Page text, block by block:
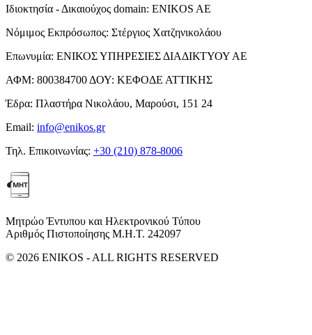
Ιδιοκτησία - Δικαιούχος domain: ENIKOS AE
Νόμιμος Εκπρόσωπος: Στέργιος Χατζηνικολάου
Επωνυμία: ΕΝΙΚΟΣ ΥΠΗΡΕΣΙΕΣ ΔΙΑΔΙΚΤΥΟΥ ΑΕ
ΑΦΜ: 800384700 ΔΟΥ: ΚΕΦΟΔΕ ΑΤΤΙΚΗΣ
Έδρα: Πλαστήρα Νικολάου, Μαρούσι, 151 24
Email: info@enikos.gr
Τηλ. Επικοινωνίας: +30 (210) 878-8006
Μητρώο Έντυπου και Ηλεκτρονικού Τύπου
Αριθμός Πιστοποίησης Μ.Η.Τ. 242097
© 2026 ENIKOS - ALL RIGHTS RESERVED